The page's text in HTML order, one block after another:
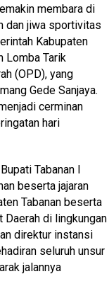
membara di
dan jiwa sportivitas
Kabupaten
Lomba Tarik
(OPD), yang
Gede Sanjaya.
cerminan
hari
Tabanan I
beserta jajaran
Tabanan beserta
Daerah di lingkungan
direktur instansi
seluruh unsur
jalannya